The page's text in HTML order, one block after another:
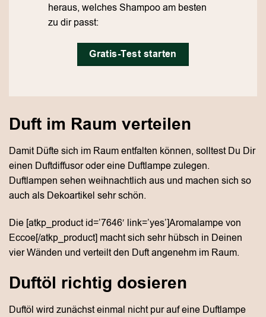
heraus, welches Shampoo am besten
zu dir passt:
Gratis-Test starten
Duft im Raum verteilen
Damit Düfte sich im Raum entfalten können, solltest Du Dir
einen Duftdiffusor oder eine Duftlampe zulegen.
Duftlampen sehen weihnachtlich aus und machen sich so
auch als Dekoartikel sehr schön.
Die [atkp_product id=’7646′ link=’yes’]Aromalampe von
Eccoe[/atkp_product] macht sich sehr hübsch in Deinen
vier Wänden und verteilt den Duft angenehm im Raum.
Duftöl richtig dosieren
Duftöl wird zunächst einmal nicht pur auf eine Duftlampe